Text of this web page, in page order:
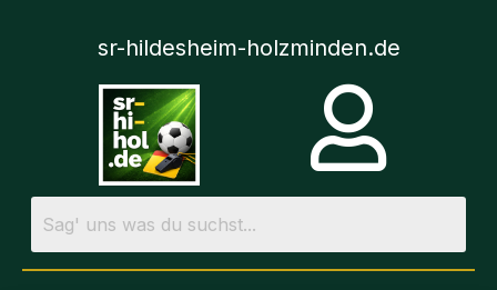
sr-hildesheim-holzminden.de